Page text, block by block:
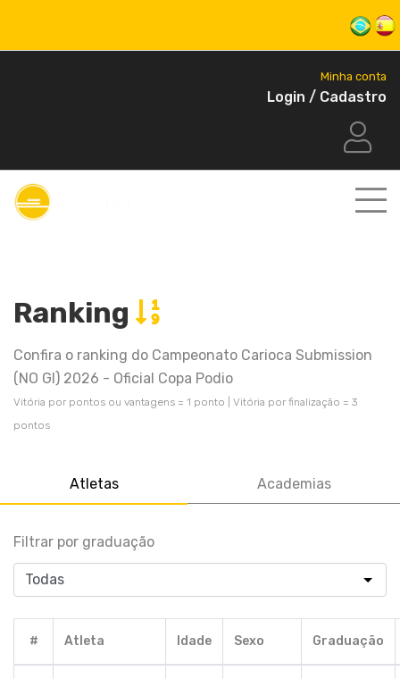
Minha conta
Login / Cadastro
Ranking
Confira o ranking do Campeonato Carioca Submission
(NO GI) 2026 - Oficial Copa Podio
Vitória por pontos ou vantagens = 1 ponto | Vitória por finalização = 3
pontos
Atletas Academias
Filtrar por graduação
# Atleta Idade Sexo Graduação